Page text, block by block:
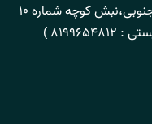
اصفهان،خیابان آل خجند،خیابان فرسان جنوبی،نبش کوچه شماره 10